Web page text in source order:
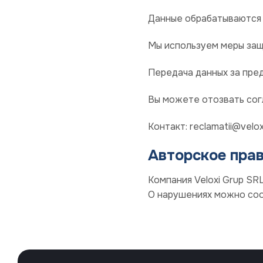
Данные обрабатываются
Мы используем меры
Передача данных за
Вы можете отозвать
Контакт:
Авторское
Компания Veloxi Grup
О нарушениях можно